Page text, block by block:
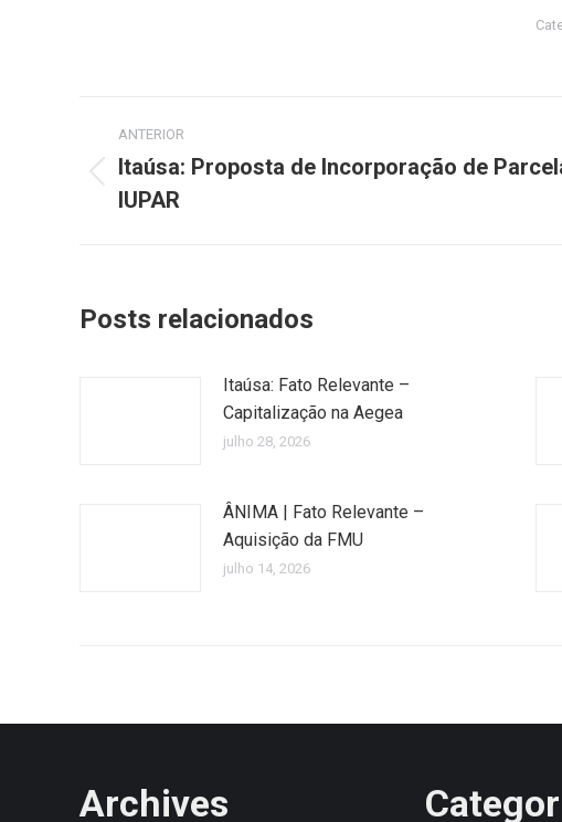
Navegação
de
post:
ANTERIOR
anterior:
Itaúsa: Proposta de Incorporação de
IUPAR
Posts relacionados
Itaúsa: Fato Relevante –
Capitalização na Aegea
julho 28, 2026
ÂNIMA | Fato Relevante –
Aquisição da FMU
julho 14, 2026
Archives